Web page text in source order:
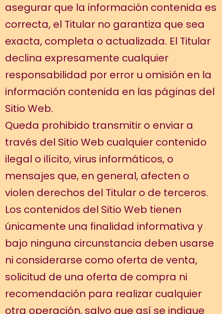
asegurar que la información contenida es
correcta, el Titular no garantiza que sea
exacta, completa o actualizada. El Titular
declina expresamente cualquier
responsabilidad por error u omisión en la
información contenida en las páginas del
Sitio Web.
Queda prohibido transmitir o enviar a
través del Sitio Web cualquier contenido
ilegal o ilícito, virus informáticos, o
mensajes que, en general, afecten o
violen derechos del Titular o de terceros.
Los contenidos del Sitio Web tienen
únicamente una finalidad informativa y
bajo ninguna circunstancia deben usarse
ni considerarse como oferta de venta,
solicitud de una oferta de compra ni
recomendación para realizar cualquier
otra operación, salvo que así se indique